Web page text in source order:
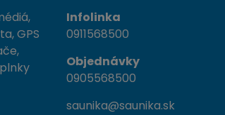
GPS
Infolinka
0911568500
Objednávky
0905568500
saunika@saunika.sk